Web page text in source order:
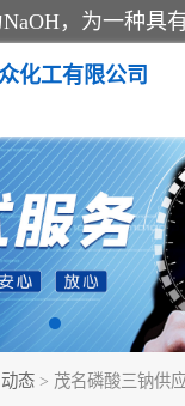
化工有限公司
态 > 茂名磷酸三钠供